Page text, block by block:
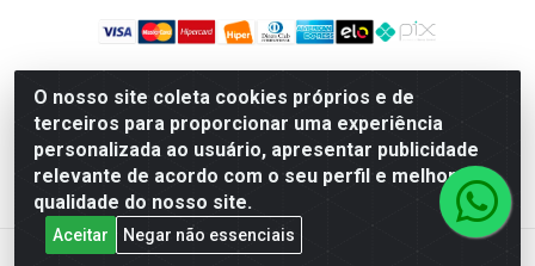
O nosso site coleta cookies próprios e de
terceiros para proporcionar uma experiência
personalizada ao usuário, apresentar publicidade
relevante de acordo com o seu perfil e melhorar a
qualidade do nosso site.
Aceitar
Negar não essenciais
Rede Brasil - Avenida Universitária, nº 3860, Jardim das
Américas II Etapa - Anápolis/GO - CEP 75070-415 -
CNPJ 07.728.073/0002-24